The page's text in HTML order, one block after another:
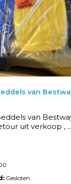
van
van
uit verkoop , ...
Gesloten